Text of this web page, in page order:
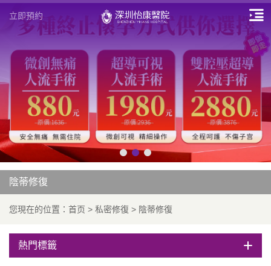
立即預約
陰蒂修復
您現在的位置： 首页 > 私密修復 > 陰蒂修復
熱門標籤